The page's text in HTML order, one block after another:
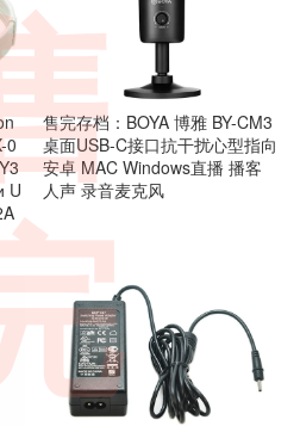
0
U
售完存档：BOYA 博雅 BY-CM3
桌面USB-C接口抗干扰心型指向
安卓 MAC Windows直播 播客
人声 录音麦克风